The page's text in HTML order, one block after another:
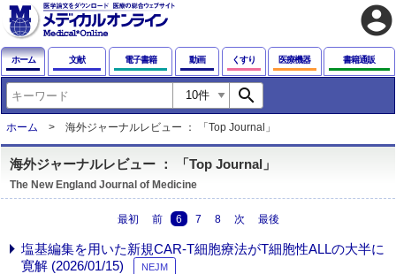
account_circle
ホーム 文献 電子書籍 動画 くすり 医療機器 書籍通販
search
ホーム 海外ジャーナルレビュー ： 「Top Journal」
海外ジャーナルレビュー ： 「Top Journal」
The New England Journal of Medicine
最初 前 6 7 8 次 最後
塩基編集を用いた新規CAR-T細胞療法がT細胞性ALLの大半に
寛解 (2026/01/15)
NEJM